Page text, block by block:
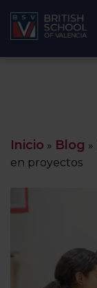
Inicio » Blog »
en proyectos